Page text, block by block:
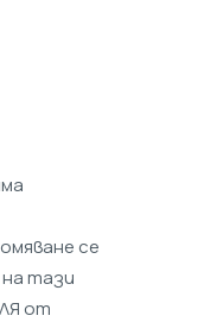
се
тази
от